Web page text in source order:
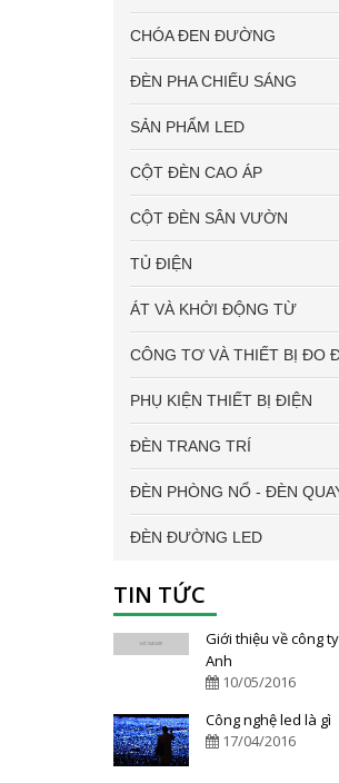
CHÓA ĐEN ĐƯỜNG
ĐÈN PHA CHIẾU SÁNG
SẢN PHẨM LED
CỘT ĐÈN CAO ÁP
CỘT ĐÈN SÂN VƯỜN
TỦ ĐIỆN
ÁT VÀ KHỞI ĐỘNG TỪ
CÔNG TƠ VÀ THIẾT BỊ ĐO
PHỤ KIỆN THIẾT BỊ ĐIỆN
ĐÈN TRANG TRÍ
ĐÈN PHÒNG NỔ - ĐÈN
ĐÈN ĐƯỜNG LED
TIN TỨC
Giới thiệu về công
Anh
10/05/2016
Công nghệ led là gì
17/04/2016